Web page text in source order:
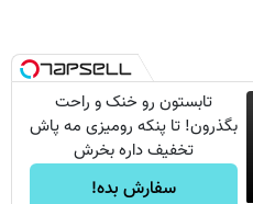
تابستون رو خنک و راحت
بگذرون! تا پنکه رومیزی مه پاش
تخفیف داره بخرش
سفارش بده!